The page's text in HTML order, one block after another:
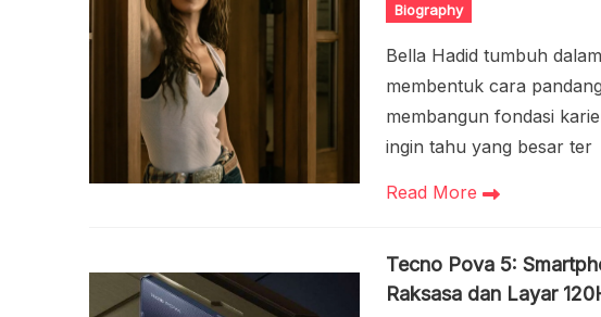
Biography
Bella Hadid tumbuh
membentuk cara
membangun fondasi
ingin tahu yang besar ter
Read More
Tecno Pova 5:
Raksasa dan Layar